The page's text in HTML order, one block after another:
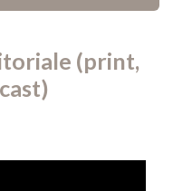
(print,